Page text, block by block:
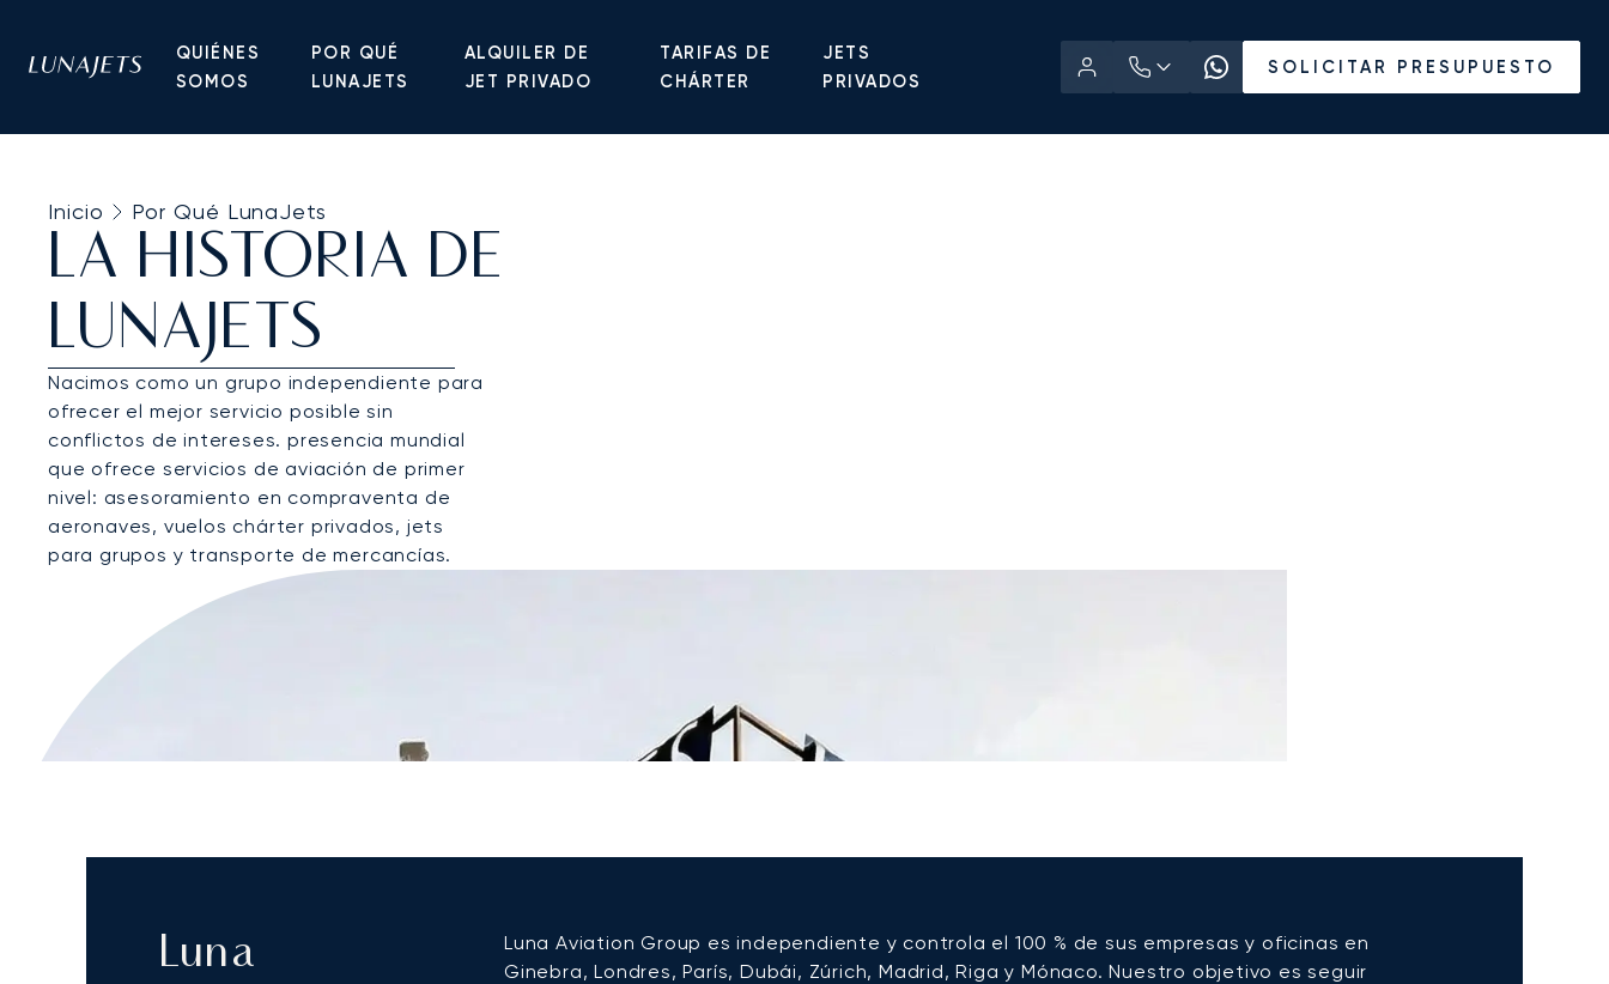
QUIÉNES
SOMOS
POR QUÉ
LUNAJETS
ALQUILER DE
JET PRIVADO
TARIFAS DE
CHÁRTER
JETS
PRIVADOS
SOLICITAR PRESUPUESTO
Inicio Por Qué LunaJets
LA HISTORIA DE
LUNAJETS
Nacimos como un grupo independiente para
ofrecer el mejor servicio posible sin
conflictos de intereses. presencia mundial
que ofrece servicios de aviación de primer
nivel: asesoramiento en compraventa de
aeronaves, vuelos chárter privados, jets
para grupos y transporte de mercancías.
Luna
Luna Aviation Group es independiente y controla el 100 % de sus empresas y oficinas en
Ginebra, Londres, París, Dubái, Zúrich, Madrid, Riga y Mónaco. Nuestro objetivo es seguir